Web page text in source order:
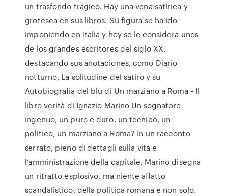
un trasfondo trágico. Hay una vena satírica y
grotesca en sus libros. Su figura se ha ido
imponiendo en Italia y hoy se le considera unos
de los grandes escritores del siglo XX,
destacando sus anotaciones, como Diario
notturno, La solitudine del satiro y su
Autobiografia del blu di Un marziano a Roma - Il
libro verità di Ignazio Marino Un sognatore
ingenuo, un puro e duro, un tecnico, un
politico, un marziano a Roma? In un racconto
serrato, pieno di dettagli sulla vita e
l’amministrazione della capitale, Marino disegna
un ritratto esplosivo, ma niente affatto
scandalistico, della politica romana e non solo.